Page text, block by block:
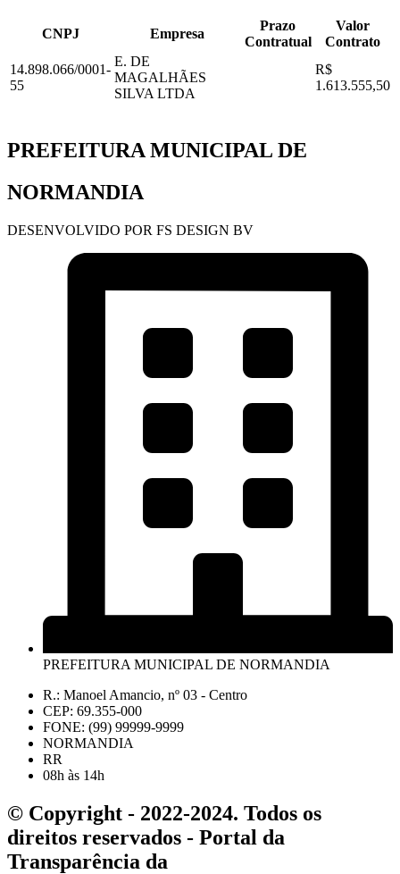
CNPJ Empresa
Prazo
Contratual
Valor
Contrato
14.898.066/0001-
55
E. DE
MAGALHÃES
SILVA LTDA
R$
1.613.555,50
PREFEITURA MUNICIPAL DE
NORMANDIA
DESENVOLVIDO POR FS DESIGN BV
PREFEITURA MUNICIPAL DE NORMANDIA
R.: Manoel Amancio, nº 03 - Centro
CEP: 69.355-000
FONE: (99) 99999-9999
NORMANDIA
RR
08h às 14h
© Copyright - 2022-2024. Todos os
direitos reservados - Portal da
Transparência da